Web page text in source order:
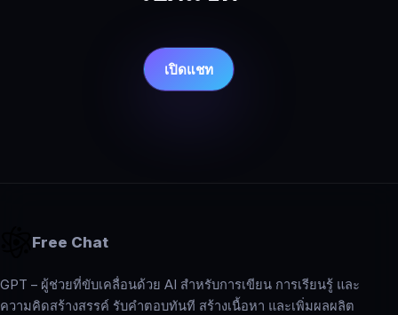
เปิดแชท
Free Chat
GPT – ผู้ช่วยที่ขับเคลื่อนด้วย AI สำหรับการเขียน การเรียนรู้ และ
ความคิดสร้างสรรค์ รับคำตอบทันที สร้างเนื้อหา และเพิ่มผลผลิต